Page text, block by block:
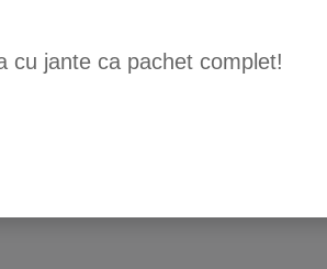
cu jante ca pachet complet!